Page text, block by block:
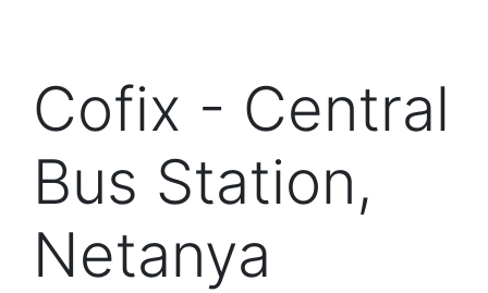
Cofix - Central
Bus Station,
Netanya